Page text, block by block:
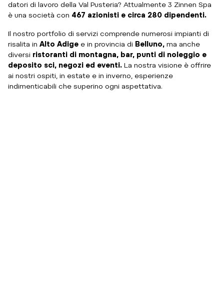
datori di lavoro della Val Pusteria? Attualmente 3 Zinnen Spa
è una società con 467 azionisti e circa 280 dipendenti.
Il nostro portfolio di servizi comprende numerosi impianti di
risalita in Alto Adige e in provincia di Belluno, ma anche
diversi ristoranti di montagna, bar, punti di noleggio e
deposito sci, negozi ed eventi. La nostra visione è offrire
ai nostri ospiti, in estate e in inverno, esperienze
indimenticabili che superino ogni aspettativa.